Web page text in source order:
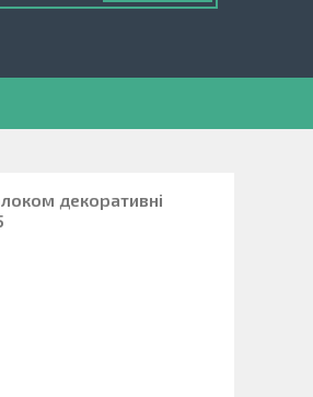
декоративні